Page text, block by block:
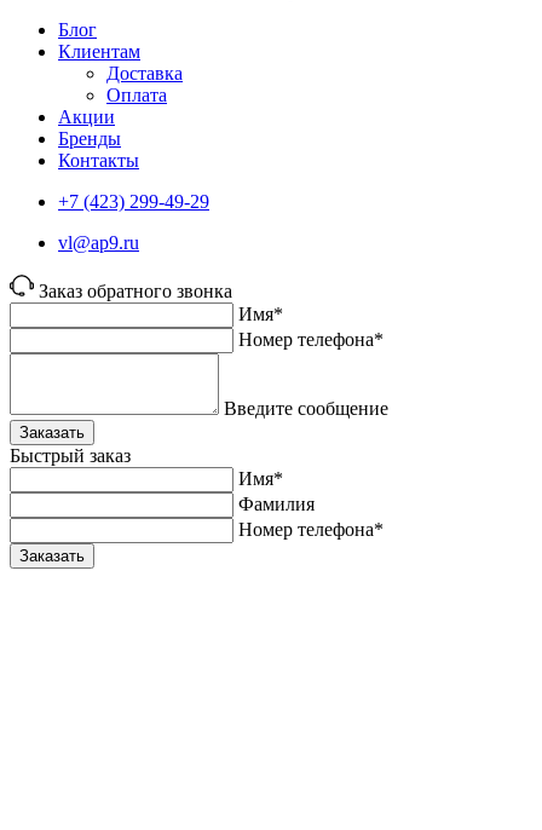
Блог
Клиентам
Доставка
Оплата
Акции
Бренды
Контакты
+7 (423) 299-49-29
vl@ap9.ru
Заказ обратного звонка
Имя*
Номер телефона*
Введите сообщение
Заказать
Быстрый заказ
Имя*
Фамилия
Номер телефона*